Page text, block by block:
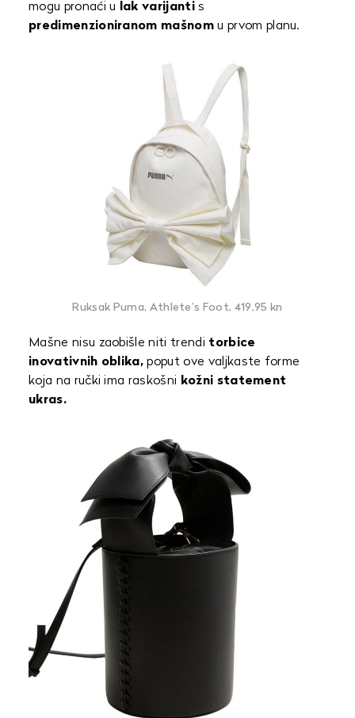
mogu pronaći u lak varijantis
predimenzioniranom mašnom u prvom planu.
Ruksak Puma, Athlete’s Foot, 419,95 kn
Mašne nisu zaobišle niti trendi torbice
inovativnih oblika, poput ove valjkaste forme
koja na ručki ima raskošni kožni statement
ukras.